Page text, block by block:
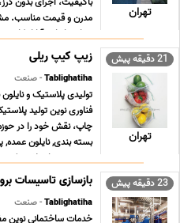
تهران
مدرن و قیمت مناسب.
سراسر ایران. آیا از
21 دقیقه پیش
تهران
زیپ کیپ ریلی
Tablighatiha- صنعت
تولیدی پلاستیک و نایلون
فناوری نوین تولید
چاپ، نقش خود را در
بسته بندی, نایلون
بندی زیپ دار, پلاستیک
23 دقیقه پیش بازسازی تاسیسات
Tablighatiha- صنعت